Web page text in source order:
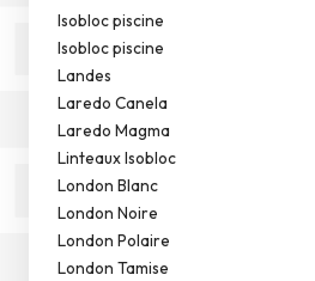
Isobloc piscine
Isobloc piscine
Landes
Laredo Canela
Laredo Magma
Linteaux Isobloc
London Blanc
London Noire
London Polaire
London Tamise